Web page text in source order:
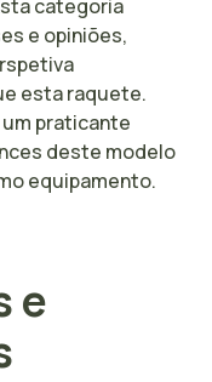
categoria
e opiniões,
esta raquete.
praticante
deste modelo
equipamento.
e